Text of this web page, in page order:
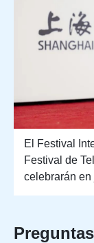
El Festival
Festival de
celebrarán en